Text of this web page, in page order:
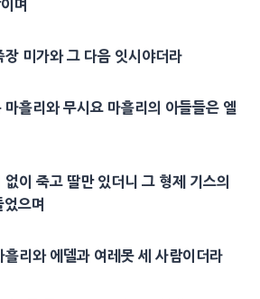
며
장 미가와 그 다음 잇시야더라
마흘리 와무시 요 마흘리 의 아들들은 엘
없이 죽고 딸만 있더니 그 형제 기스의
으며
흘리 와 에델과 여레못세 사람이더라